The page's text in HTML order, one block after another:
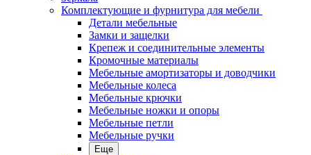
Комплектующие и фурнитура для мебели
Детали мебельные
Замки и защелки
Крепеж и соединительные элементы
Кромочные материалы
Мебельные амортизаторы и доводчики
Мебельные колеса
Мебельные крючки
Мебельные ножки и опоры
Мебельные петли
Мебельные ручки
Еще